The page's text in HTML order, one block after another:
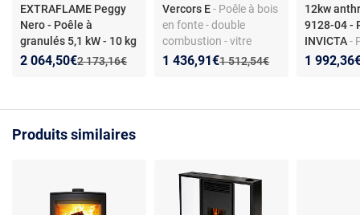
EXTRAFLAME Peggy
Nero - Poêle à
granulés 5,1 kW - 10 kg
- Poêle à granulés
télécommande
Ancien prix :
2 173,16€
Nouveau prix :
2 064,50€
Réduction de :
Vercors E- Poêle à bois
en fonte - double
combustion - vitre
panoramique - prise
Ancien prix :
1 512,54€
Nouveau prix :
1 436,91€
Réduction de :
12kw
9128-04 -
INVICTA-
12 kW -
Nouveau
1
Produits similaires